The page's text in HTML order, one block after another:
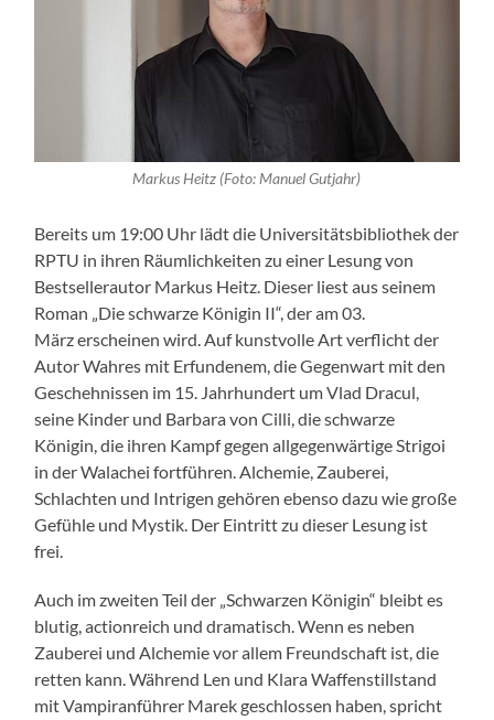
Markus Heitz (Foto: Manuel Gutjahr)
Bereits um 19:00 Uhr lädt die Universitätsbibliothek der
RPTU in ihren Räumlichkeiten zu einer Lesung von
Bestsellerautor Markus Heitz. Dieser liest aus seinem
Roman „Die schwarze Königin II“, der am 03.
März erscheinen wird. Auf kunstvolle Art verflicht der
Autor Wahres mit Erfundenem, die Gegenwart mit den
Geschehnissen im 15. Jahrhundert um Vlad Dracul,
seine Kinder und Barbara von Cilli, die schwarze
Königin, die ihren Kampf gegen allgegenwärtige Strigoi
in der Walachei fortführen. Alchemie, Zauberei,
Schlachten und Intrigen gehören ebenso dazu wie große
Gefühle und Mystik. Der Eintritt zu dieser Lesung ist
frei.
Auch im zweiten Teil der „Schwarzen Königin“ bleibt es
blutig, actionreich und dramatisch. Wenn es neben
Zauberei und Alchemie vor allem Freundschaft ist, die
retten kann. Während Len und Klara Waffenstillstand
mit Vampiranführer Marek geschlossen haben, spricht